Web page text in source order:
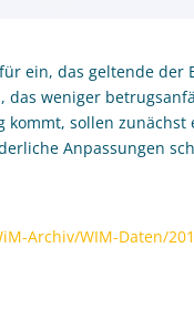
ein, das geltende
das weniger
sollen
Anpassungen
Archiv/WIM-Daten/